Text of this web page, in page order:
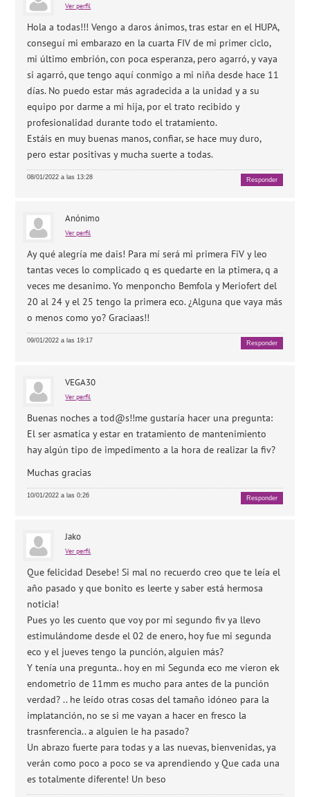
Ver perfil
Hola a todas!!! Vengo a daros ánimos, tras estar en el HUPA,
conseguí mi embarazo en la cuarta FIV de mi primer ciclo,
mi último embrión, con poca esperanza, pero agarró, y vaya
si agarró, que tengo aquí conmigo a mi niña desde hace 11
días. No puedo estar más agradecida a la unidad y a su
equipo por darme a mi hija, por el trato recibido y
profesionalidad durante todo el tratamiento.
Estáis en muy buenas manos, confiar, se hace muy duro,
pero estar positivas y mucha suerte a todas.
08/01/2022 a las 13:28 Responder
Anónimo
Ver perfil
Ay qué alegría me dais! Para mí será mi primera FiV y leo
tantas veces lo complicado q es quedarte en la ptimera, q a
veces me desanimo. Yo menponcho Bemfola y Meriofert del
20 al 24 y el 25 tengo la primera eco. ¿Alguna que vaya más
o menos como yo? Graciaas!!
09/01/2022 a las 19:17 Responder
VEGA30
Ver perfil
Buenas noches a tod@s!!me gustaría hacer una pregunta:
El ser asmatica y estar en tratamiento de mantenimiento
hay algún tipo de impedimento a la hora de realizar la fiv?
Muchas gracias
10/01/2022 a las 0:26 Responder
Jako
Ver perfil
Que felicidad Desebe! Si mal no recuerdo creo que te leía el
año pasado y que bonito es leerte y saber está hermosa
noticia!
Pues yo les cuento que voy por mi segundo fiv ya llevo
estimulándome desde el 02 de enero, hoy fue mi segunda
eco y el jueves tengo la punción, alguien más?
Y tenía una pregunta.. hoy en mi Segunda eco me vieron ek
endometrio de 11mm es mucho para antes de la punción
verdad? .. he leído otras cosas del tamaño idóneo para la
implatanción, no se si me vayan a hacer en fresco la
trasnferencia.. a alguien le ha pasado?
Un abrazo fuerte para todas y a las nuevas, bienvenidas, ya
verán como poco a poco se va aprendiendo y Que cada una
es totalmente diferente! Un beso